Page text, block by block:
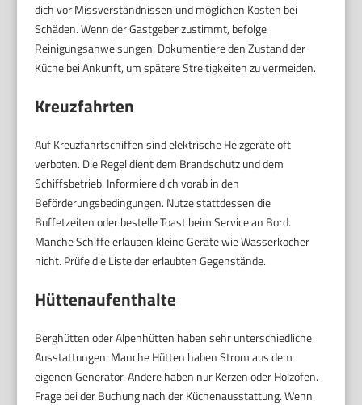
dich vor Missverständnissen und möglichen Kosten bei
Schäden. Wenn der Gastgeber zustimmt, befolge
Reinigungsanweisungen. Dokumentiere den Zustand der
Küche bei Ankunft, um spätere Streitigkeiten zu vermeiden.
Kreuzfahrten
Auf Kreuzfahrtschiffen sind elektrische Heizgeräte oft
verboten. Die Regel dient dem Brandschutz und dem
Schiffsbetrieb. Informiere dich vorab in den
Beförderungsbedingungen. Nutze stattdessen die
Buffetzeiten oder bestelle Toast beim Service an Bord.
Manche Schiffe erlauben kleine Geräte wie Wasserkocher
nicht. Prüfe die Liste der erlaubten Gegenstände.
Hüttenaufenthalte
Berghütten oder Alpenhütten haben sehr unterschiedliche
Ausstattungen. Manche Hütten haben Strom aus dem
eigenen Generator. Andere haben nur Kerzen oder Holzofen.
Frage bei der Buchung nach der Küchenausstattung. Wenn